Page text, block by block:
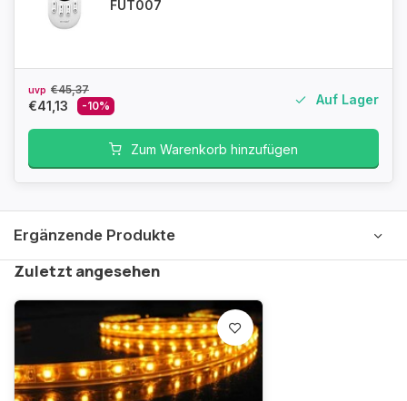
FUT007
uvp €45,37
€41,13 -10% Auf Lager
Zum Warenkorb hinzufügen
Ergänzende Produkte
Zuletzt angesehen